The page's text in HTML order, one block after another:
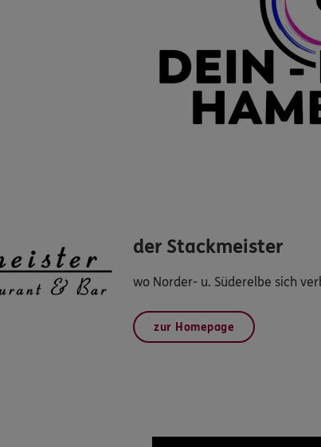
der Stackmeister
wo Norder- u. Süderelbe sich
zur Homepage